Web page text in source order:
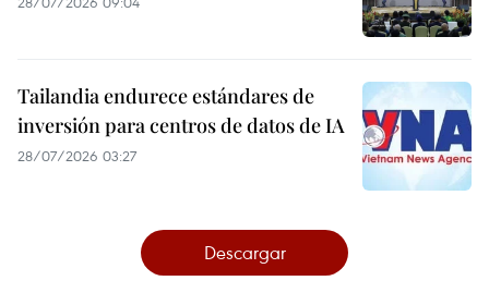
Tailandia endurece estándares de
inversión para centros de datos de IA
28/07/2026 03:27
Descargar